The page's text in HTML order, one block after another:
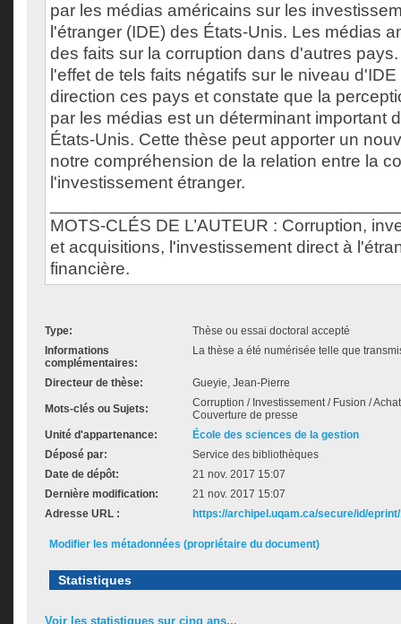
par les médias américains sur les
l'étranger (IDE) des États-Unis. Les médias
des faits sur la corruption dans d'autres
l'effet de tels faits négatifs sur le niveau
direction ces pays et constate que la
par les médias est un déterminant important
États-Unis. Cette thèse peut apporter un
notre compréhension de la relation entre la
l'investissement étranger.
MOTS-CLÉS DE L’AUTEUR : Corruption,
et acquisitions, l'investissement direct à
financière.
Type:
Thèse ou essai doctoral accepté
Informations
complémentaires:
La thèse a été numérisée telle que
Directeur de thèse: Gueyie, Jean-Pierre
Mots-clés ou Sujets:
Corruption / Investissement / Fusion /
Couverture de presse
Unité d'appartenance:
École des sciences de la gestion
Déposé par:
Service des bibliothèques
Date de dépôt:
21 nov. 2017 15:07
Dernière modification:
21 nov. 2017 15:07
Adresse URL :
https://archipel.uqam.ca/secure/id/
Modifier les métadonnées (propriétaire du document)
Statistiques
Voir les statistiques sur cinq ans...